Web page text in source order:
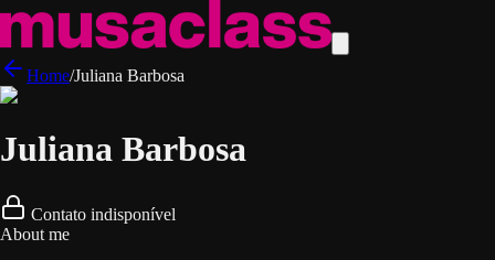
Home/Juliana Barbosa
Juliana Barbosa
Contato indisponível
About me